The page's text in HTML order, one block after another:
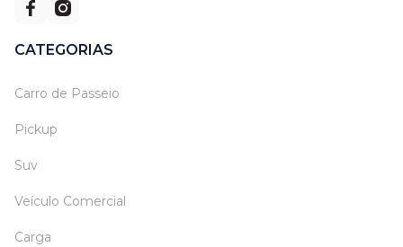
CATEGORIAS
Carro de Passeio
Pickup
Suv
Veículo Comercial
Carga